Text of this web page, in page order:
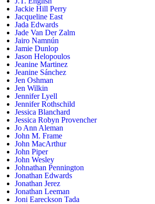
Jackie Hill Perry
Jacqueline East
Jada Edwards
Jade Van Der Zalm
Jairo Namnún
Jamie Dunlop
Jason Helopoulos
Jeanine Martinez
Jeanine Sánchez
Jen Oshman
Jen Wilkin
Jennifer Lyell
Jennifer Rothschild
Jessica Blanchard
Jessica Robyn Provencher
Jo Ann Aleman
John M. Frame
John MacArthur
John Piper
John Wesley
Johnathan Pennington
Jonathan Edwards
Jonathan Jerez
Jonathan Leeman
Joni Eareckson Tada